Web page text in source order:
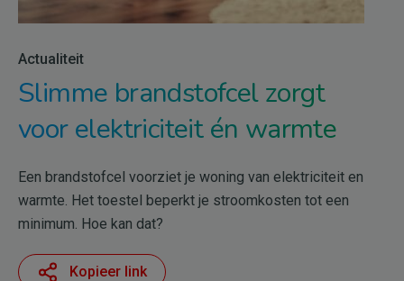
Actualiteit
Slimme brandstofcel zorgt
voor elektriciteit én warmte
Een brandstofcel voorziet je woning van elektriciteit en
warmte. Het toestel beperkt je stroomkosten tot een
minimum. Hoe kan dat?
Kopieer link